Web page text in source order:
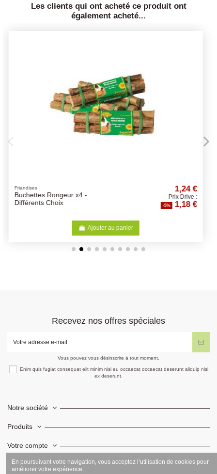
Les clients qui ont acheté ce produit ont
également acheté...
1,24 €
Prix Drive :
-5% 1,18 €
Culot Porcelaine Pro Socket
Recevez nos offres spéciales
Vous pouvez vous désinscrire à tout moment.
Enim quis fugiat consequat elit minim nisi eu occaecat occaecat deserunt aliquip nisi
ex deserunt.
Notre société
Produits
Votre compte
Informations
En poursuivant votre navigation, vous acceptez l’utilisation de cookies pour
améliorer votre expérience.